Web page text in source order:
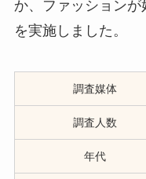
か、ファッション
を実施しました。
調査媒体
調査人数
年代